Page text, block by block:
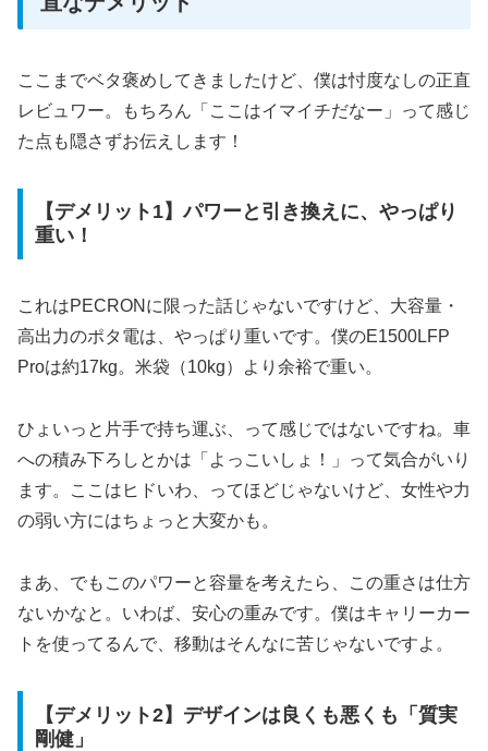
ここまでベタ褒めしてきましたけど、僕は忖度なしの正直
レビュワー。もちろん「ここはイマイチだなー」って感じ
た点も隠さずお伝えします！
【デメリット1】パワーと引き換えに、やっぱり
重い！
これはPECRONに限った話じゃないですけど、大容量・
高出力のポタ電は、やっぱり重いです。僕のE1500LFP
Proは約17kg。米袋（10kg）より余裕で重い。
ひょいっと片手で持ち運ぶ、って感じではないですね。車
への積み下ろしとかは「よっこいしょ！」って気合がいり
ます。ここはヒドいわ、ってほどじゃないけど、女性や力
の弱い方にはちょっと大変かも。
まあ、でもこのパワーと容量を考えたら、この重さは仕方
ないかなと。いわば、安心の重みです。僕はキャリーカー
トを使ってるんで、移動はそんなに苦じゃないですよ。
【デメリット2】デザインは良くも悪くも「質実
剛健」